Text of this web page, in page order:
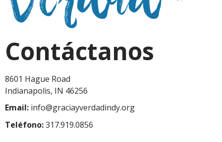
Contáctanos
8601 Hague Road
Indianapolis, IN 46256
Email: info@graciayverdadindy.org
Teléfono:317.919.0856